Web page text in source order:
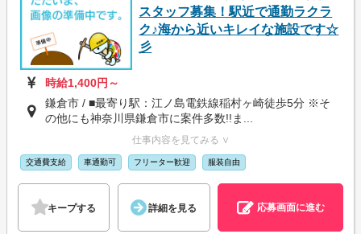
スタッフ募集！駅近で通勤ラクラ
ク♪海から近いキレイな施設です☆
彡
時給1,400円～
鎌倉市 / ■最寄り駅：江ノ島電鉄線稲村ヶ崎徒歩5分 ※そ
の他にも神奈川県鎌倉市に案件多数!!ま...
仕事内容を見てみる ∨
交通費支給 車通勤可 フリーター歓迎 服装自由
キープする 詳細を見る 応募画面に進む